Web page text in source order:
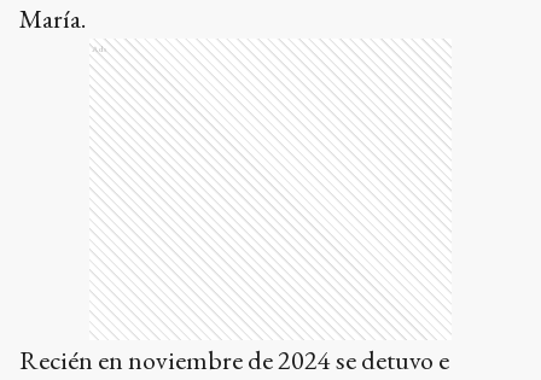
María.
Ads
Recién en noviembre de 2024 se detuvo e